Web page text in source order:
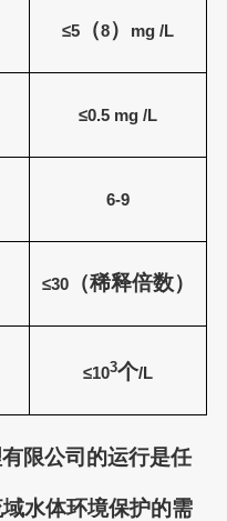
≤5 （8） mg /L
≤0.5 mg /L
6-9
≤30（稀释倍数）
≤103个/L
限公司的运行是任
水体环境保护的需